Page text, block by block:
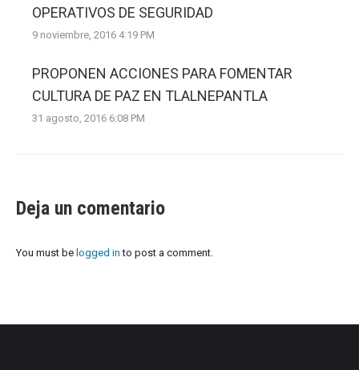
OPERATIVOS DE SEGURIDAD
9 noviembre, 2016 4:19 PM
PROPONEN ACCIONES PARA FOMENTAR
CULTURA DE PAZ EN TLALNEPANTLA
31 agosto, 2016 6:08 PM
Deja un comentario
You must be logged in to post a comment.